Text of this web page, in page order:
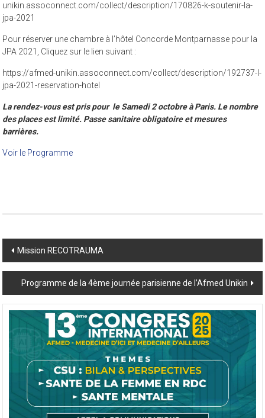
unikin.assoconnect.com/collect/description/170826-k-soutenir-la-
jpa-2021
Pour réserver une chambre à l’hôtel Concorde Montparnasse pour la
JPA 2021, Cliquez sur le lien suivant :
https://afmed-unikin.assoconnect.com/collect/description/192737-l-
jpa-2021-reservation-hotel
La rendez-vous est pris pour le Samedi 2 octobre à Paris. Le nombre
des places est limité. Passe sanitaire obligatoire et mesures
barrières.
Voir le Programme
Post
navigation
Mission RECOTRAUMA
Programme de la 4ème journée parisienne de l’Afmed Unikin